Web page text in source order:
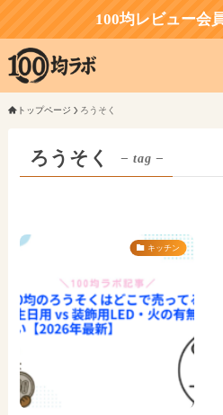
100均レビュー会
トップページ ろうそく
ろうそく – tag –
キッチン